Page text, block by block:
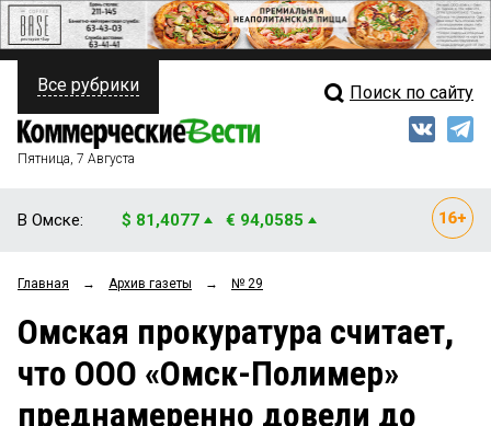
ПОЛИТИКА
ФИНАНСЫ
ОБЩЕСТВО
ЗАКОН
НОВОСТИ КОМПАНИЙ
Свежий выпуск
Рейтинги
Блоги
Все рубрики Поиск по сайту
Пятница, 7 Августа
В Омске: $ 81,4077 € 94,0585
Главная → Архив газеты → № 29
Омская прокуратура считает,
что ООО «Омск-Полимер»
преднамеренно довели до